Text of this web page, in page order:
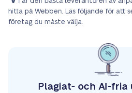
hitta på Webben. Läs följande för att
företag du måste välja.
Plagiat- och AI-fria